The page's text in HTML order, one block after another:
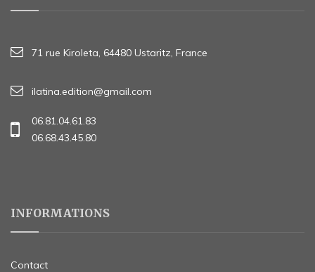
71 rue Kiroleta, 64480 Ustaritz, France
ilatina.edition@gmail.com
06.81.04.61.83
06.68.43.45.80
INFORMATIONS
Contact